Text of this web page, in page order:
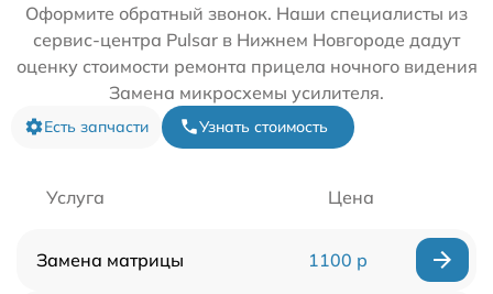
Оформите обратный звонок. Наши специалисты из
сервис-центра Pulsar в Нижнем Новгороде дадут
оценку стоимости ремонта прицела ночного видения
Замена микросхемы усилителя.
Есть запчасти Узнать стоимость
Услуга Цена
Замена матрицы 1100 р